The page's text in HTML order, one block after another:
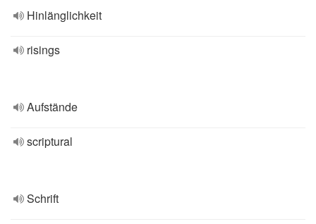
Hinlänglichkeit
risings
Aufstände
scriptural
Schrift